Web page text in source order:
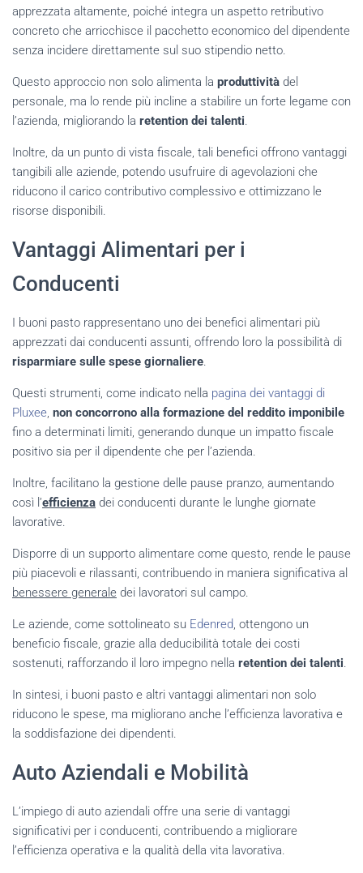
apprezzata altamente, poiché integra un aspetto retributivo
concreto che arricchisce il pacchetto economico del dipendente
senza incidere direttamente sul suo stipendio netto.
Questo approccio non solo alimenta la produttività del
personale, ma lo rende più incline a stabilire un forte legame con
l’azienda, migliorando la retention dei talenti.
Inoltre, da un punto di vista fiscale, tali benefici offrono vantaggi
tangibili alle aziende, potendo usufruire di agevolazioni che
riducono il carico contributivo complessivo e ottimizzano le
risorse disponibili.
Vantaggi Alimentari per i
Conducenti
I buoni pasto rappresentano uno dei benefici alimentari più
apprezzati dai conducenti assunti, offrendo loro la possibilità di
risparmiare sulle spese giornaliere.
Questi strumenti, come indicato nella pagina dei vantaggi di
Pluxee, non concorrono alla formazione del reddito imponibile
fino a determinati limiti, generando dunque un impatto fiscale
positivo sia per il dipendente che per l’azienda.
Inoltre, facilitano la gestione delle pause pranzo, aumentando
così l’efficienza dei conducenti durante le lunghe giornate
lavorative.
Disporre di un supporto alimentare come questo, rende le pause
più piacevoli e rilassanti, contribuendo in maniera significativa al
benessere generale dei lavoratori sul campo.
Le aziende, come sottolineato su Edenred, ottengono un
beneficio fiscale, grazie alla deducibilità totale dei costi
sostenuti, rafforzando il loro impegno nella retention dei talenti.
In sintesi, i buoni pasto e altri vantaggi alimentari non solo
riducono le spese, ma migliorano anche l’efficienza lavorativa e
la soddisfazione dei dipendenti.
Auto Aziendali e Mobilità
L’impiego di auto aziendali offre una serie di vantaggi
significativi per i conducenti, contribuendo a migliorare
l’efficienza operativa e la qualità della vita lavorativa.